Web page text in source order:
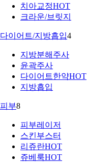
치아교정HOT
크라운/브릿지
다이어트/지방흡입4
지방분해주사
윤곽주사
다이어트한약HOT
지방흡입
피부8
피부레이저
스킨부스터
리쥬란HOT
쥬베룩HOT